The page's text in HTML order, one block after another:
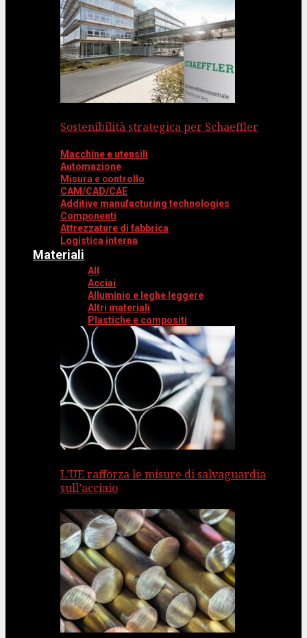
Sostenibilità strategica per Schaeffler
Macchine e utensili
Automazione
Misura e controllo
CAM/CAD/CAE
Additive manufacturing technologies
Componenti
Attrezzature di fabbrica
Logistica interna
Materiali
All
Acciai
Alluminio e leghe leggere
Altri materiali
Plastiche e compositi
L’UE rafforza le misure di salvaguardia
sull’acciaio